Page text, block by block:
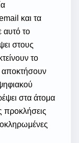
και τα
αυτό το
στους
το
αποκτήσουν
στα άτομα
προκλήσεις